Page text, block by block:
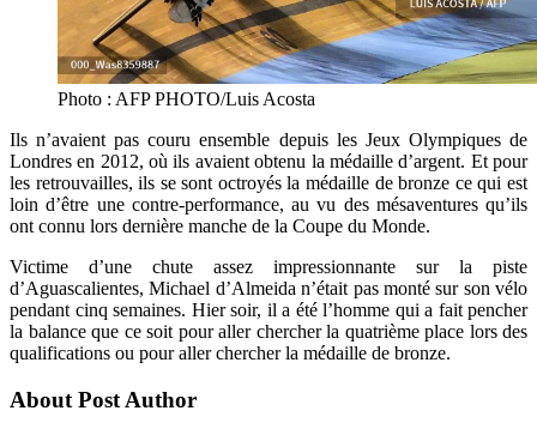
Photo : AFP PHOTO/Luis Acosta
Ils n’avaient pas couru ensemble depuis les Jeux Olympiques de
Londres en 2012, où ils avaient obtenu la médaille d’argent. Et pour
les retrouvailles, ils se sont octroyés la médaille de bronze ce qui est
loin d’être une contre-performance, au vu des mésaventures qu’ils
ont connu lors dernière manche de la Coupe du Monde.
Victime d’une chute assez impressionnante sur la piste
d’Aguascalientes, Michael d’Almeida n’était pas monté sur son vélo
pendant cinq semaines. Hier soir, il a été l’homme qui a fait pencher
la balance que ce soit pour aller chercher la quatrième place lors des
qualifications ou pour aller chercher la médaille de bronze.
About Post Author